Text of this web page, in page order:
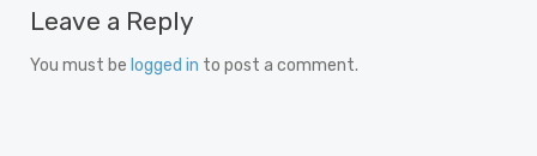
Leave a Reply
You must be logged in to post a comment.